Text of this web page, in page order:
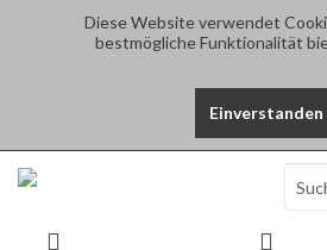
Diese Website verwendet
bestmögliche Funktionalität
Einverstanden